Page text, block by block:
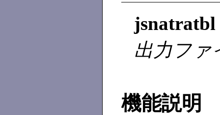
出力ファ
機能説明